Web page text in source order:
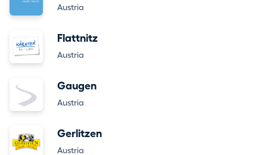
Austria
Flattnitz
Austria
Gaugen
Austria
Gerlitzen
Austria